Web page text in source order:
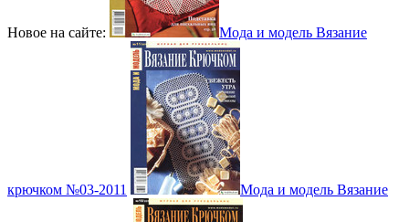
Новое на сайте: Мода и модель Вязание
крючком №03-2011 Мода и модель Вязание